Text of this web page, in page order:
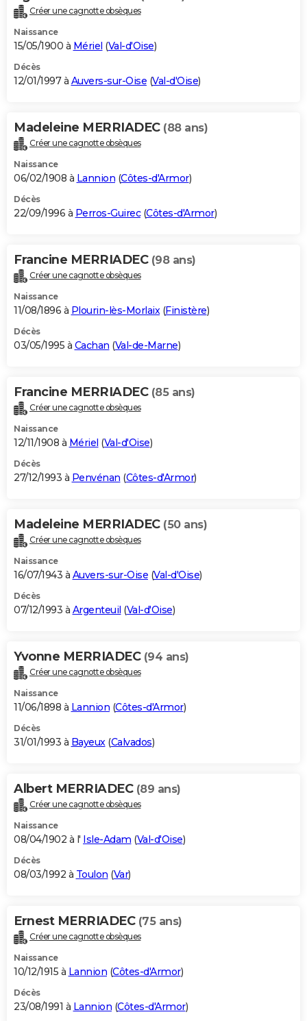
Créer une cagnotte obsèques
Naissance
15/05/1900 à Mériel (Val-d'Oise)
Décès
12/01/1997 à Auvers-sur-Oise (Val-d'Oise)
Madeleine MERRIADEC (88 ans)
Créer une cagnotte obsèques
Naissance
06/02/1908 à Lannion (Côtes-d'Armor)
Décès
22/09/1996 à Perros-Guirec(Côtes-d'Armor)
Francine MERRIADEC (98 ans)
Créer une cagnotte obsèques
Naissance
11/08/1896 à Plourin-lès-Morlaix(Finistère)
Décès
03/05/1995 à Cachan (Val-de-Marne)
Francine MERRIADEC (85 ans)
Créer une cagnotte obsèques
Naissance
12/11/1908 à Mériel (Val-d'Oise)
Décès
27/12/1993 à Penvénan (Côtes-d'Armor)
Madeleine MERRIADEC (50 ans)
Créer une cagnotte obsèques
Naissance
16/07/1943 à Auvers-sur-Oise (Val-d'Oise)
Décès
07/12/1993 à Argenteuil (Val-d'Oise)
Yvonne MERRIADEC (94 ans)
Créer une cagnotte obsèques
Naissance
11/06/1898 à Lannion (Côtes-d'Armor)
Décès
31/01/1993 à Bayeux(Calvados)
Albert MERRIADEC (89 ans)
Créer une cagnotte obsèques
Naissance
08/04/1902 à l' Isle-Adam (Val-d'Oise)
Décès
08/03/1992 à Toulon (Var)
Ernest MERRIADEC (75 ans)
Créer une cagnotte obsèques
Naissance
10/12/1915 à Lannion (Côtes-d'Armor)
Décès
23/08/1991 à Lannion (Côtes-d'Armor)